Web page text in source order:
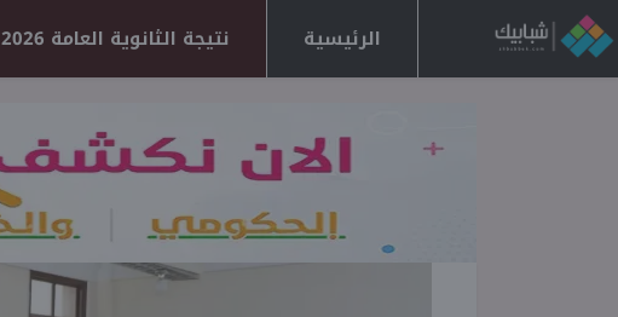
الرئيسية نتيجة الثانوية العامة 2026